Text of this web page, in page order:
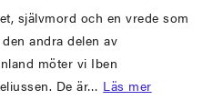
självmord och en vrede som
andra delen av
möter vi Iben
De är… Läs mer